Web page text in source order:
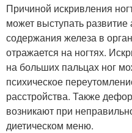
Причиной искривления
может выступать
содержания железа в
отражается на ногтях.
на больших пальцах ног
психическое
расстройства. Также
возникают при
диетическом меню.